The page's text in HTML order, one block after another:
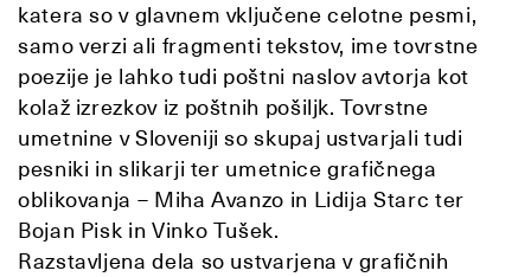
katera so v glavnem vključene celotne pesmi,
samo verzi ali fragmenti tekstov, ime tovrstne
poezije je lahko tudi poštni naslov avtorja kot
kolaž izrezkov iz poštnih pošiljk. Tovrstne
umetnine v Sloveniji so skupaj ustvarjali tudi
pesniki in slikarji ter umetnice grafičnega
oblikovanja – Miha Avanzo in Lidija Starc ter
Bojan Pisk in Vinko Tušek.
Razstavljena dela so ustvarjena v grafičnih